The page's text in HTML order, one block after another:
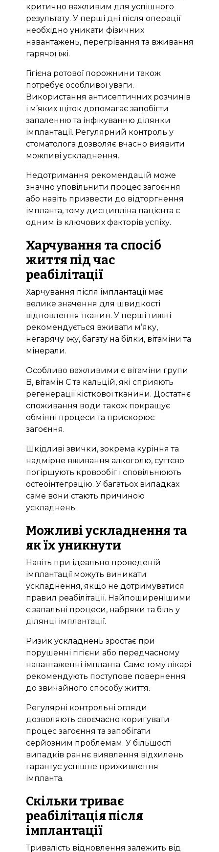
критично важливим для успішного
результату. У перші дні після операції
необхідно уникати фізичних
навантажень, перегрівання та вживання
гарячої їжі.
Гігієна ротової порожнини також
потребує особливої уваги.
Використання антисептичних розчинів
і м’яких щіток допомагає запобігти
запаленню та інфікуванню ділянки
імплантації. Регулярний контроль у
стоматолога дозволяє вчасно виявити
можливі ускладнення.
Недотримання рекомендацій може
значно уповільнити процес загоєння
або навіть призвести до відторгнення
імпланта, тому дисципліна пацієнта є
одним із ключових факторів успіху.
Харчування та спосіб
життя під час
реабілітації
Харчування після імплантації має
велике значення для швидкості
відновлення тканин. У перші тижні
рекомендується вживати м’яку,
негарячу їжу, багату на білки, вітаміни та
мінерали.
Особливо важливими є вітаміни групи
B, вітамін C та кальцій, які сприяють
регенерації кісткової тканини. Достатнє
споживання води також покращує
обмінні процеси та прискорює
загоєння.
Шкідливі звички, зокрема куріння та
надмірне вживання алкоголю, суттєво
погіршують кровообіг і сповільнюють
остеоінтеграцію. У багатьох випадках
саме вони стають причиною
ускладнень.
Можливі ускладнення та
як їх уникнути
Навіть при ідеально проведеній
імплантації можуть виникати
ускладнення, якщо не дотримуватися
правил реабілітації. Найпоширенішими
є запальні процеси, набряки та біль у
ділянці імплантації.
Ризик ускладнень зростає при
порушенні гігієни або передчасному
навантаженні імпланта. Саме тому лікарі
рекомендують поступове повернення
до звичайного способу життя.
Регулярні контрольні огляди
дозволяють своєчасно коригувати
процес загоєння та запобігати
серйозним проблемам. У більшості
випадків раннє виявлення відхилень
гарантує успішне приживлення
імпланта.
Скільки триває
реабілітація після
імплантації
Тривалість відновлення залежить від